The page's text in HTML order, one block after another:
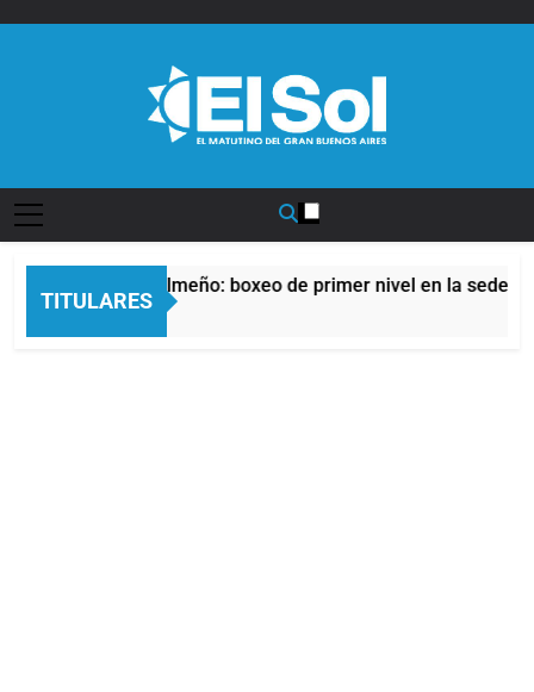
TITULARES
Afro Quilmeño: boxeo de primer nivel en la sede de Quilmes